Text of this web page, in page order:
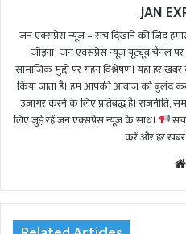
JAN
जन एक्सप्रेस न्यूज़ – सच दिखाने की ज़िद
जोड़ना। जन एक्सप्रेस न्यूज़ यूट्यूब चैनल पर
सामाजिक मुद्दों पर गहन विश्लेषण। यहां हर
किया जाता है। हम आपकी आवाज़ को बुलंद
उजागर करने के लिए प्रतिबद्ध हैं। राजनीति,
लिए जुड़े रहें जन एक्सप्रेस न्यूज़ के साथ।
सच
करें और हर